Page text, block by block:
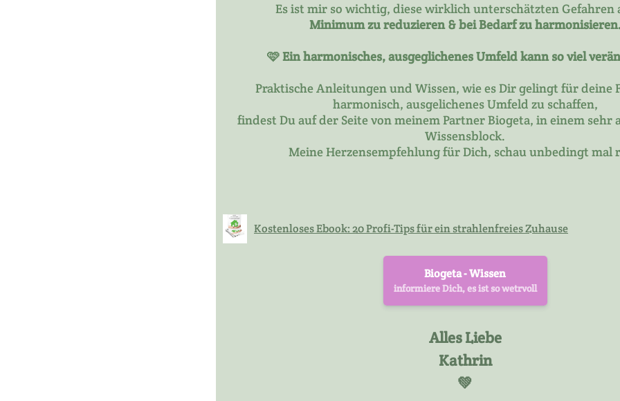
Es ist mir so wichtig, diese wirklich unterschätzten Gefahren
Minimum zu reduzieren & bei Bedarf zu
🩷 Ein harmonisches, ausgeglichenes Umfeld kann so viel
Praktische Anleitungen und Wissen, wie es Dir gelingt für deine
harmonisch, ausgelichenes Umfeld zu schaffen,
findest Du auf der Seite von meinem Partner Biogeta, in einem sehr
Wissensblock.
Meine Herzensempfehlung für Dich, schau unbedingt mal
Kostenloses Ebook: 20 Profi-Tips für ein strahlenfreies Zuhause
Biogeta - Wissen
informiere Dich, es ist so wetrvoll
Alles Liebe
Kathrin
💚